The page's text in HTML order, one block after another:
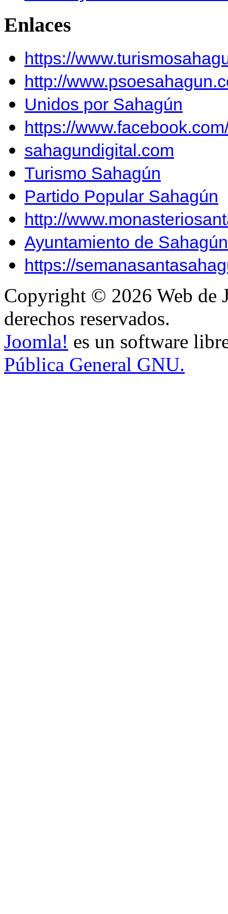
Enlaces
https://
http://
Unidos por Sahagún
https://
sahagundigital.com
Turismo Sahagún
Partido Popular Sahagún
http://
Ayuntamiento de Sahagún
https://
Copyright © 2026 Web de
derechos reservados.
Joomla! es un software
Pública General GNU.